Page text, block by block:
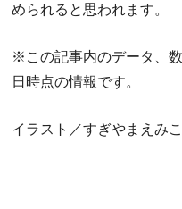
められると思われます。
※この記事内のデータ、
日時点の情報です。
イラスト／すぎやまえみこ